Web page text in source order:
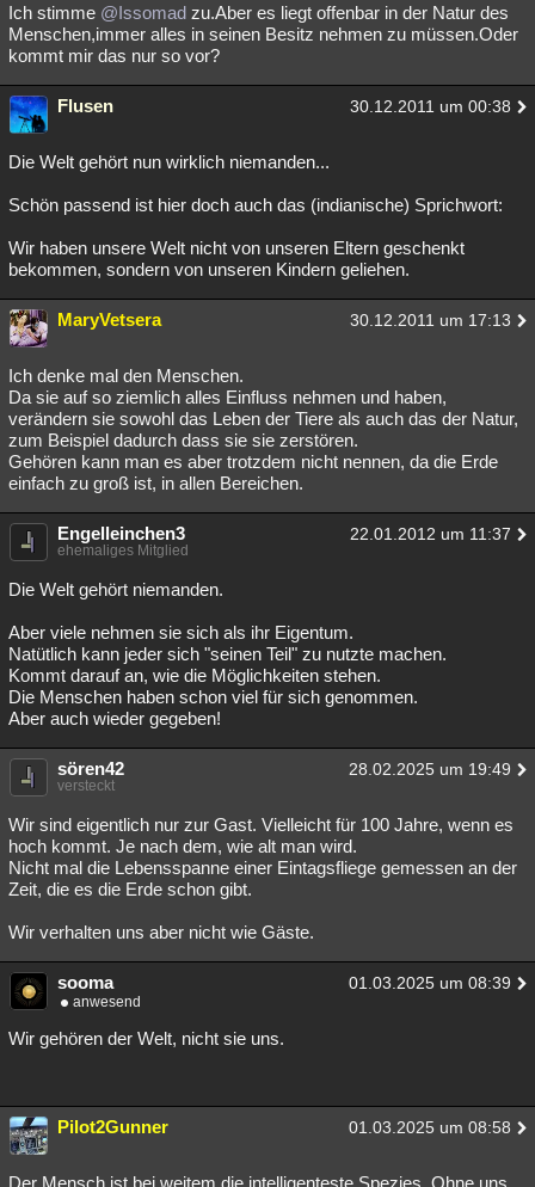
Ich stimme @Issomad zu.Aber es liegt offenbar in der Natur des
Menschen,immer alles in seinen Besitz nehmen zu müssen.Oder
kommt mir das nur so vor?
Flusen 30.12.2011 um 00:38
Die Welt gehört nun wirklich niemanden...
Schön passend ist hier doch auch das (indianische) Sprichwort:
Wir haben unsere Welt nicht von unseren Eltern geschenkt
bekommen, sondern von unseren Kindern geliehen.
MaryVetsera 30.12.2011 um 17:13
Ich denke mal den Menschen.
Da sie auf so ziemlich alles Einfluss nehmen und haben,
verändern sie sowohl das Leben der Tiere als auch das der Natur,
zum Beispiel dadurch dass sie sie zerstören.
Gehören kann man es aber trotzdem nicht nennen, da die Erde
einfach zu groß ist, in allen Bereichen.
Engelleinchen3 22.01.2012 um 11:37
ehemaliges Mitglied
Die Welt gehört niemanden.
Aber viele nehmen sie sich als ihr Eigentum.
Natütlich kann jeder sich "seinen Teil" zu nutzte machen.
Kommt darauf an, wie die Möglichkeiten stehen.
Die Menschen haben schon viel für sich genommen.
Aber auch wieder gegeben!
sören42 28.02.2025 um 19:49
versteckt
Wir sind eigentlich nur zur Gast. Vielleicht für 100 Jahre, wenn es
hoch kommt. Je nach dem, wie alt man wird.
Nicht mal die Lebensspanne einer Eintagsfliege gemessen an der
Zeit, die es die Erde schon gibt.
Wir verhalten uns aber nicht wie Gäste.
sooma 01.03.2025 um 08:39
anwesend
Wir gehören der Welt, nicht sie uns.
Pilot2Gunner 01.03.2025 um 08:58
Der Mensch ist bei weitem die intelligenteste Spezies. Ohne uns